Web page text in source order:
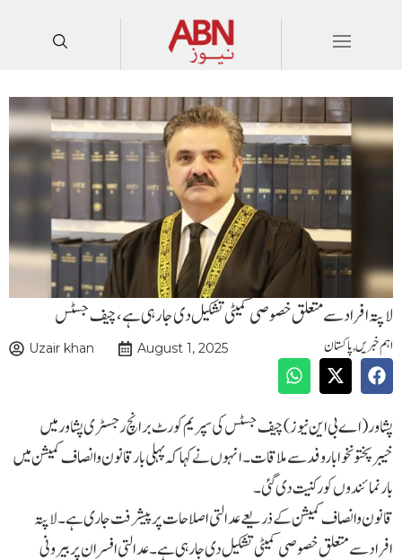
لاپتہ افرادسےمتعلق خصوصی کمیٹی تشکیل دی جارہی ہے، چیف جسٹس
اہم خبریں,پاکستان Uzair khan August 1, 2025
پشاور ( اے بی این نیوز ) چیف جسٹس کی سپریم کورٹ برانچ رجسٹری پشاورمیں
خیبرپختونخواباروفدسےملاقات۔ انہوں نے کہا کہ پہلی بار قانون وانصاف کمیشن میں
بارنمائندوں کورکنیت دی گئی۔
قانون وانصاف کمیشن کےذریعے عدالتی اصلاحات پرپیشرفت جاری ہے۔ لاپتہ
افرادسےمتعلق خصوصی کمیٹی تشکیل دی جارہی ہے۔ عدالتی افسران پربیرونی